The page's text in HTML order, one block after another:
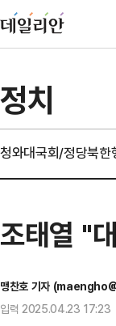
정치
청와대국회/정당북한
조태열 "
맹찬호 기자
입력 2025.04.23